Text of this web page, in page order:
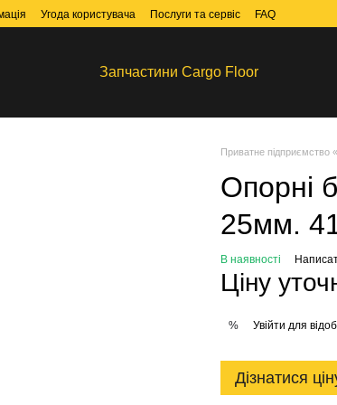
Угода користувача Послуги та сервіс FAQ
Запчастини Cargo Floor
Приватне підприємство
Опорні
25мм.
В наявності
Ціну
% Увійти для
Дізнатися